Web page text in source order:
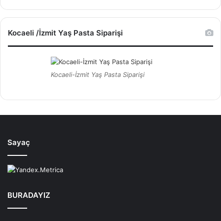
Kocaeli /İzmit Yaş Pasta Siparişi
Kocaeli-İzmit Yaş Pasta Siparişi
Sayaç
BURADAYIZ